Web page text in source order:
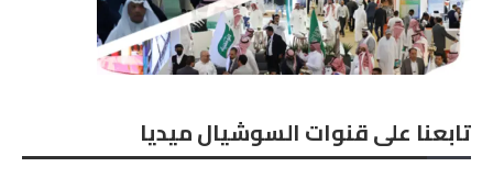
تابعنا على قنوات السوشيال ميديا